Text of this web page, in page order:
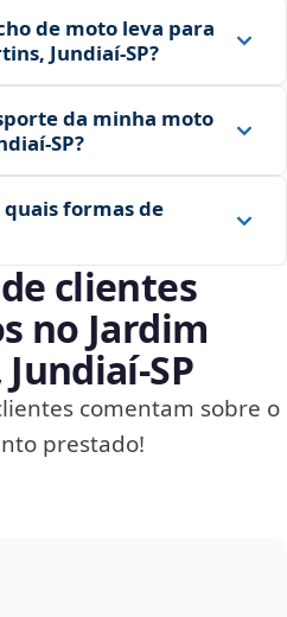
de moto leva para
Jundiaí‑SP?
da minha moto
formas de
clientes
no Jardim
comentam sobre o
prestado!